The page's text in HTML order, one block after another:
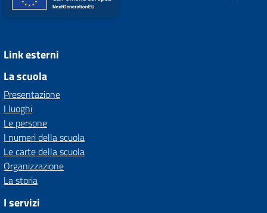
Link esterni
La scuola
Presentazione
I luoghi
Le persone
I numeri della scuola
Le carte della scuola
Organizzazione
La storia
I servizi